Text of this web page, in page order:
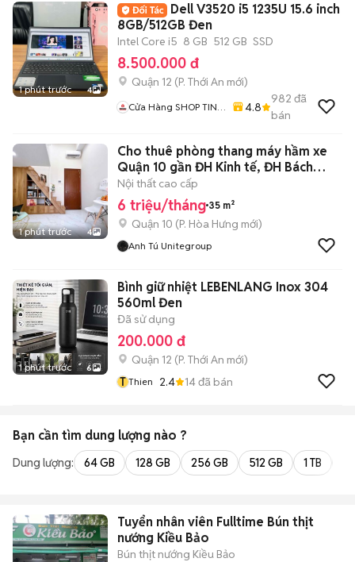
1 phút trước 4
Dell V3520 i5 1235U 15.6 inch
8GB/512GB Đen
Intel Core i5 8 GB 512 GB SSD
8.500.000 đ
Quận 12 (P. Thới An mới)
Cửa Hàng SHOP TIN
4.8
982 đã
bán
1 phút trước 4
Cho thuê phòng thang máy hầm xe
Quận 10 gần ĐH Kinh tế, ĐH Bách
Khoa
Nội thất cao cấp
6 triệu/tháng 35 m²
Quận 10 (P. Hòa Hưng mới)
Anh Tú Unitegroup
1 phút trước 6
Bình giữ nhiệt LEBENLANG Inox 304
560ml Đen
Đã sử dụng
200.000 đ
Quận 12 (P. Thới An mới)
T Thien 2.4 14đã bán
Bạn cần tìm dung lượng nào ?
Dung lượng: 64 GB 128 GB 256 GB 512 GB 1 TB
Tuyển nhân viên Fulltime Bún thịt
nướng Kiều Bảo
Bún thịt nướng Kiều Bảo